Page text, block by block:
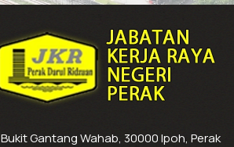
Gantang Wahab, 30000 Ipoh, Perak